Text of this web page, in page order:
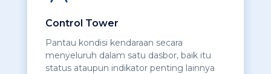
Control Tower
Pantau kondisi kendaraan secara
menyeluruh dalam satu dasbor, baik itu
status ataupun indikator penting lainnya